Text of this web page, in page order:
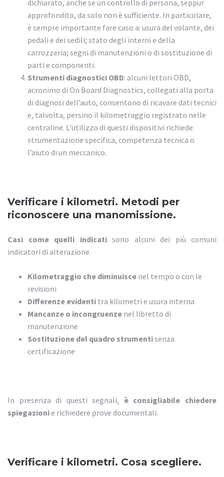
dichiarato, anche se un controllo di persona, seppur
approfondito, da solo non è sufficiente. In particolare,
è sempre importante fare caso a: usura del volante, dei
pedali e dei sedili; stato degli interni e della
carrozzeria; segni di manutenzioni o di sostituzione di
parti e componenti.
Strumenti diagnostici OBD: alcuni lettori OBD,
acronimo di On Board Diagnostics, collegati alla porta
di diagnosi dell’auto, consentono di ricavare dati tecnici
e, talvolta, persino il kilometraggio registrato nelle
centraline. L’utilizzo di questi dispositivi richiede
strumentazione specifica, competenza tecnica o
l’aiuto di un meccanico.
Verificare i kilometri. Metodi per
riconoscere una manomissione.
Casi come quelli indicatisono alcuni dei più comuni
indicatori di alterazione.
Kilometraggio che diminuisce nel tempo o con le
revisioni
Differenze evidenti tra kilometri e usura interna
Mancanze o incongruenze nel libretto di
manutenzione
Sostituzione del quadro strumentisenza
certificazione
In presenza di questi segnali, è consigliabile chiedere
spiegazionie richiedere prove documentali.
Verificare i kilometri. Cosa scegliere.